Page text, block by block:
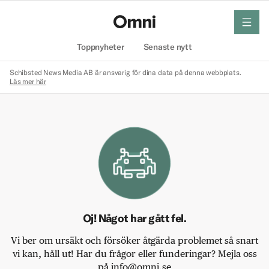
Toppnyheter Senaste nytt
meny
Schibsted News Media AB är ansvarig för dina data på denna webbplats.
Läs mer här
Oj! Något har gått fel.
Vi ber om ursäkt och försöker åtgärda problemet så snart
vi kan, håll ut! Har du frågor eller funderingar? Mejla oss